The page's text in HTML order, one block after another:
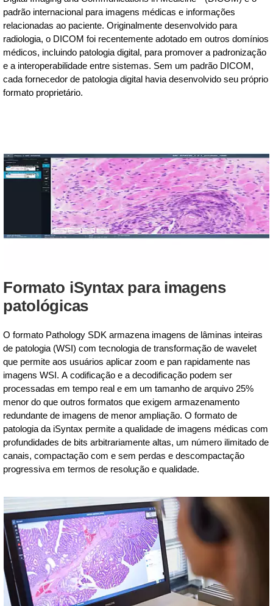
padrão internacional para imagens médicas e informações
relacionadas ao paciente. Originalmente desenvolvido para
radiologia, o DICOM foi recentemente adotado em outros domínios
médicos, incluindo patologia digital, para promover a padronização
e a interoperabilidade entre sistemas. Sem um padrão DICOM,
cada fornecedor de patologia digital havia desenvolvido seu próprio
formato proprietário.
Formato iSyntax para imagens
patológicas
O formato Pathology SDK armazena imagens de lâminas inteiras
de patologia (WSI) com tecnologia de transformação de wavelet
que permite aos usuários aplicar zoom e pan rapidamente nas
imagens WSI. A codificação e a decodificação podem ser
processadas em tempo real e em um tamanho de arquivo 25%
menor do que outros formatos que exigem armazenamento
redundante de imagens de menor ampliação. O formato de
patologia da iSyntax permite a qualidade de imagens médicas com
profundidades de bits arbitrariamente altas, um número ilimitado de
canais, compactação com e sem perdas e descompactação
progressiva em termos de resolução e qualidade.